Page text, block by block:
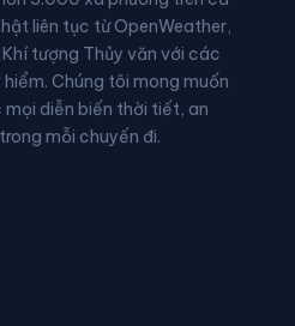
Xã Đức Thọ
Xã Hà Linh
Xã Hương Bình
liên tục từ OpenWeather,
tượng Thủy văn với các
Chúng tôi mong muốn
diễn biến thời tiết, an
mỗi chuyến đi.